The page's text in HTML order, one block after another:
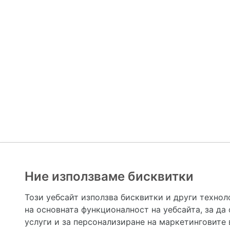
предназначена да служи само и единствено за
допълване на данните и за коригиране на
Ние използваме бисквитки
Този уебсайт използва бисквитки и други
на основната функционалност на уебсайта, за да
услуги и за персонализиране на